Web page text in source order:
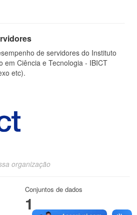
de servidores do Instituto
em Ciência e Tecnologia - IBICT
etc).
organização
Conjuntos de dados
1